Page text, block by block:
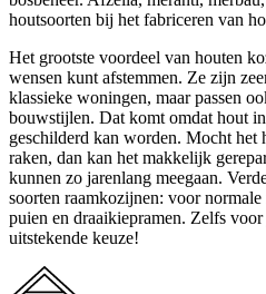
houtsoorten bij het fabriceren van
Het grootste voordeel van houten
wensen kunt afstemmen. Ze zijn
klassieke woningen, maar passen
bouwstijlen. Dat komt omdat hout
geschilderd kan worden. Mocht het
raken, dan kan het makkelijk
kunnen zo jarenlang meegaan.
soorten raamkozijnen: voor
puien en draaikiepramen. Zelfs
uitstekende keuze!